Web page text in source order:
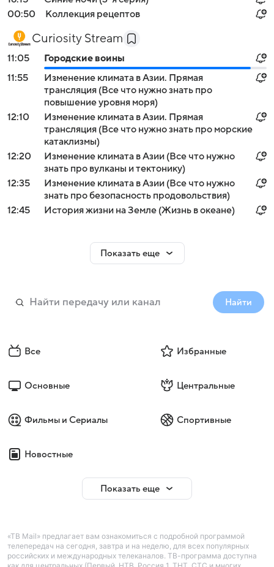
00:50
Коллекция рецептов
Curiosity Stream
11:05
Городские воины
11:55
Изменение климата в Азии. Прямая
трансляция (Все что нужно знать про
повышение уровня моря)
12:10
Изменение климата в Азии. Прямая
трансляция (Все что нужно знать про морские
катаклизмы)
12:20
Изменение климата в Азии (Все что нужно
знать про вулканы и тектонику)
12:35
Изменение климата в Азии (Все что нужно
знать про безопасность продовольствия)
12:45
История жизни на Земле (Жизнь в океане)
Показать еще
Найти
Все Избранные
Основные Центральные
Фильмы и Сериалы Спортивные
Новостные
Показать еще
«ТВ Mail» предлагает вам ознакомиться с подробной программой
телепередач на сегодня, завтра и на неделю, для всех популярных
российских и международных телеканалов. ТВ-программа доступна